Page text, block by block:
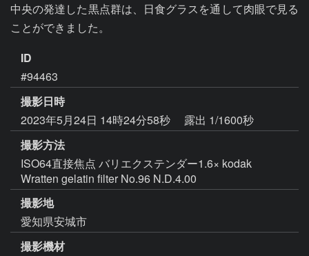
中央の発達した黒点群は、日食グラスを通して肉眼で見る
ことができました。
ID
#94463
撮影日時
2023年5月24日 14時24分58秒
露出 1/1600秒
撮影方法
ISO64直接焦点 バリエクステンダー1.6× kodak
Wratten gelatin filter No.96 N.D.4.00
撮影地
愛知県安城市
撮影機材